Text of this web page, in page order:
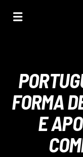
FORMA
E